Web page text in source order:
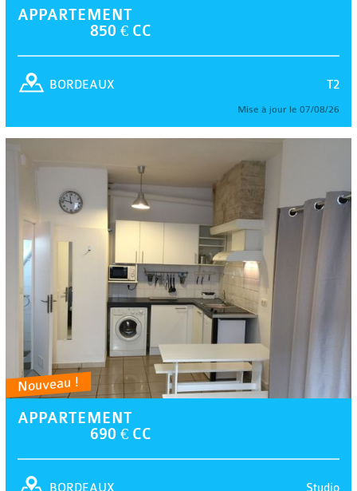
APPARTEMENT
850 € CC
T2
BORDEAUX
Mise à jour le 07/08/26
Nouveau !
APPARTEMENT
690 € CC
Studio
BORDEAUX